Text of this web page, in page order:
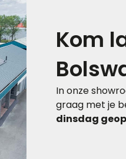
Kom
In onze
graag met je
dinsdag